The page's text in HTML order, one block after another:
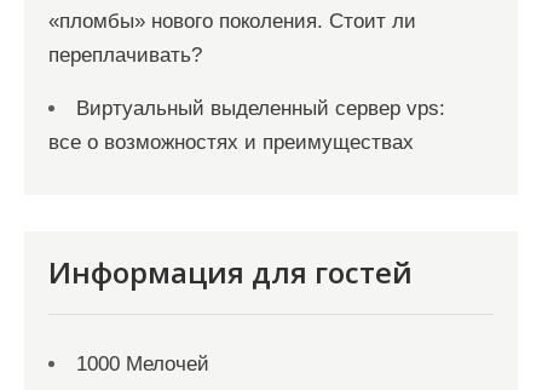
«пломбы» нового поколения. Стоит ли
переплачивать?
Виртуальный выделенный сервер vps:
все о возможностях и преимуществах
Информация для гостей
1000 Мелочей